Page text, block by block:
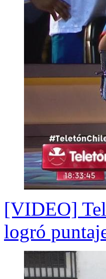
[VIDEO]
logró